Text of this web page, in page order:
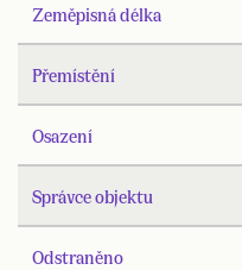
Zeměpisná délka
Přemístění
Osazení
Správce objektu
Odstraněno